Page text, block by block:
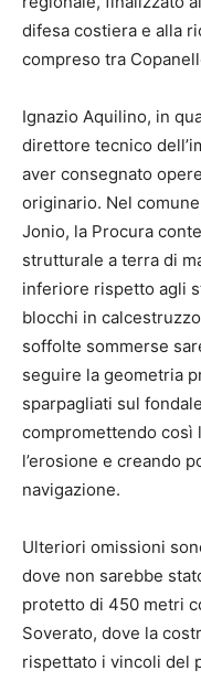
difesa costiera e alla
compreso tra
Ignazio Aquilino, in
direttore tecnico
aver consegnato
originario. Nel
Jonio, la Procura
strutturale a terra di
inferiore rispetto agli
blocchi in
soffolte sommerse
seguire la geometria
sparpagliati sul
compromettendo così
l’erosione e creando
navigazione.
Ulteriori omissioni
dove non sarebbe
protetto di 450 metri
Soverato, dove la
rispettato i vincoli del